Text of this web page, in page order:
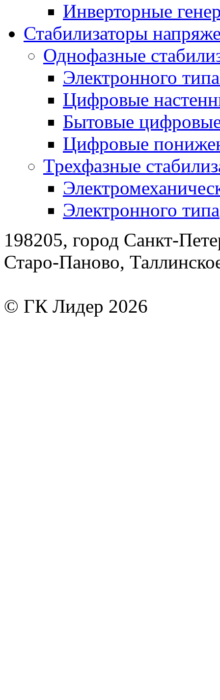
Инверторные
Стабилизаторы
Однофазные
Электронного
Цифровые
Бытовые
Цифровые
Трехфазные
Электронного типа
198205, город Санкт-
Старо-Паново,
© ГК Лидер 2026